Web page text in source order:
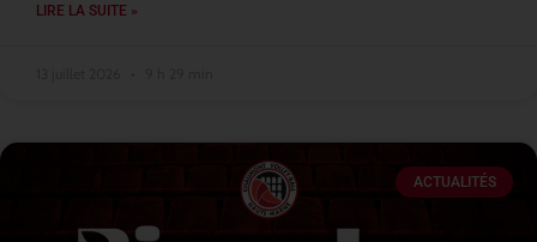
LIRE LA SUITE »
ACTUALITÉS